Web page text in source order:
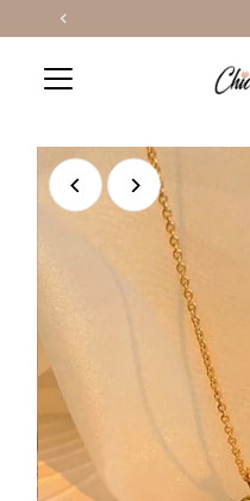
Sari la conținut